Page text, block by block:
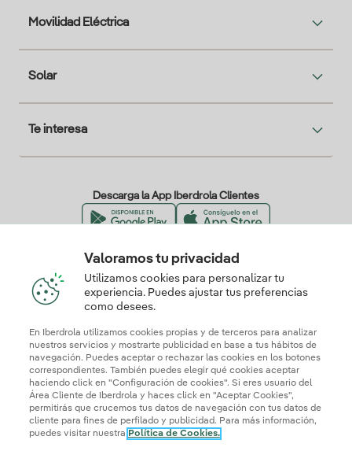
Movilidad Eléctrica
Solar
Te interesa
Descarga la App Iberdrola Clientes
Nuestros certificados de confianza
Mapa webInformación legal y Política de cookies
Valoramos tu privacidad
Utilizamos cookies para personalizar tu
experiencia. Puedes ajustar tus preferencias
como desees.
En Iberdrola utilizamos cookies propias y de terceros para analizar
nuestros servicios y mostrarte publicidad en base a tus hábitos de
navegación. Puedes aceptar o rechazar las cookies en los botones
correspondientes. También puedes elegir qué cookies aceptar
haciendo click en "Configuración de cookies". Si eres usuario del
Área Cliente de Iberdrola y haces click en "Aceptar Cookies",
permitirás que crucemos tus datos de navegación con tus datos de
cliente para fines de perfilado y publicidad. Para más información,
puedes visitar nuestra Política de Cookies.